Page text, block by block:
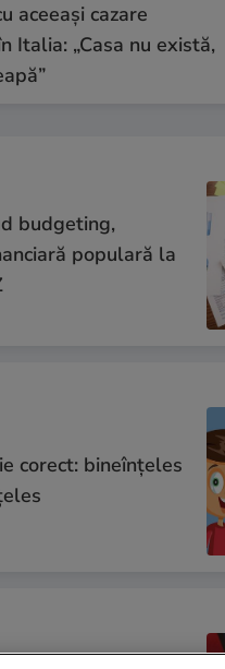
aceeași cazare
Italia: „Casa nu există,
budgeting,
populară la
corect: bineînțeles